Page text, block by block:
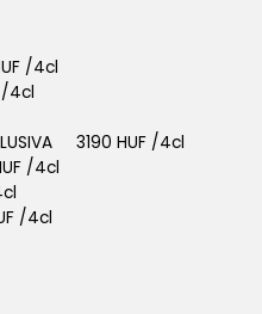
/4cl
/4cl
3190 HUF /4cl
/4cl
/4cl